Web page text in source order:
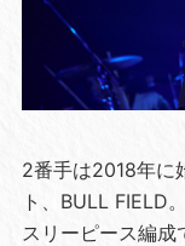
2番手は2018年に
ト、BULL FIELD
スリーピース編成